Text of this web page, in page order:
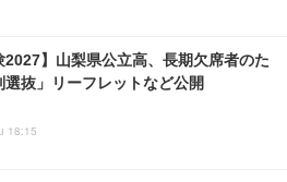
2027】山梨県公立高、長期欠席者のた
選抜」リーフレットなど公開
18:15